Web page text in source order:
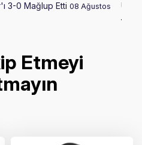
3-0 Mağlup Etti 08 Ağustos
U17
Etmeyi